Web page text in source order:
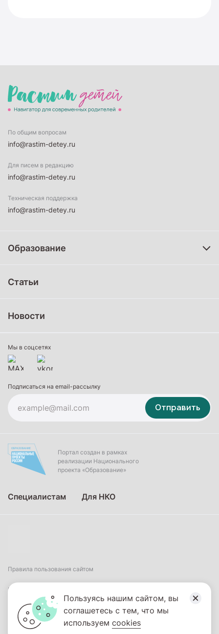
По общим вопросам
info@rastim-detey.ru
Для писем в редакцию
info@rastim-detey.ru
Техническая поддержка
info@rastim-detey.ru
Образование
Дополнительное образование
Статьи
Новости
Мы в соцсетях
Подписаться на email-рассылку
Отправить
Портал создан в рамках
реализации Национального
проекта «Образование»
Специалистам Для НКО
Правила пользования сайтом
Пользовательское соглашение
Политика обработки персональных данных
© ФГБНУ «Институт коррекционной педагогики». Все права
Пользуясь нашим сайтом, вы
соглашетесь с тем, что мы
используем cookies